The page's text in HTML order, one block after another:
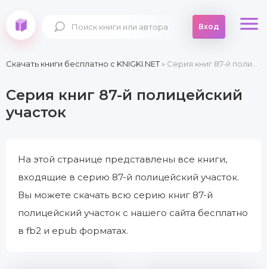
Вход
Скачать книги бесплатно c KNIGKI.NET» Серия книг 87-й полицейский участок
Серия книг 87-й полицейский
участок
На этой странице представлены все книги,
входящие в серию 87-й полицейский участок.
Вы можете скачать всю серию книг 87-й
полицейский участок с нашего сайта бесплатно
в fb2 и epub форматах.